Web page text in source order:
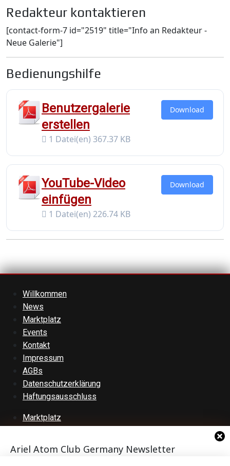
Ariel Atom Club Germany Newsletter
Redakteur kontaktieren
[contact-form-7 id="2519" title="Info an Redakteur -
Neue Galerie"]
Bedienungshilfe
Benutzergalerie
erstellen
1 Datei(en) 367.37 KB
Download
YouTube-Video
einfügen
1 Datei(en) 226.74 KB
Download
Willkommen
News
Marktplatz
Events
Kontakt
Impressum
AGBs
Datenschutzerklärung
Haftungsausschluss
Marktplatz
Kategorien durchsuchen
Anzeigen stöbern